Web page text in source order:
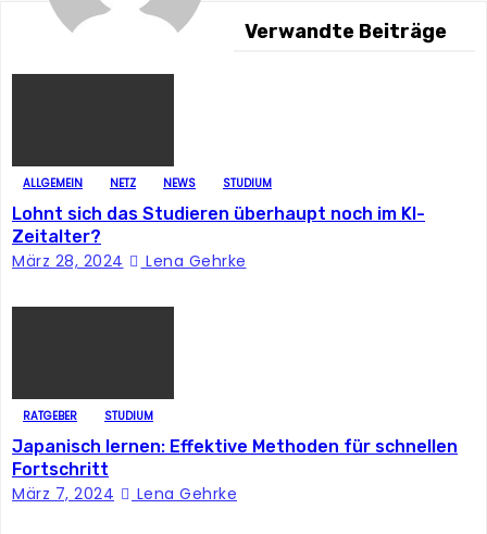
g
n
a
v
a
t
Verwandte Beiträge
ALLGEMEIN NETZ NEWS STUDIUM
Lohnt sich das Studieren überhaupt noch im KI-
Zeitalter?
März 28, 2024 Lena Gehrke
RATGEBER STUDIUM
Japanisch lernen: Effektive Methoden für schnellen
Fortschritt
März 7, 2024 Lena Gehrke